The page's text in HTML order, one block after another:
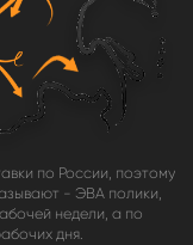
по России, поэтому
- ЭВА полики,
недели, а по
дня.